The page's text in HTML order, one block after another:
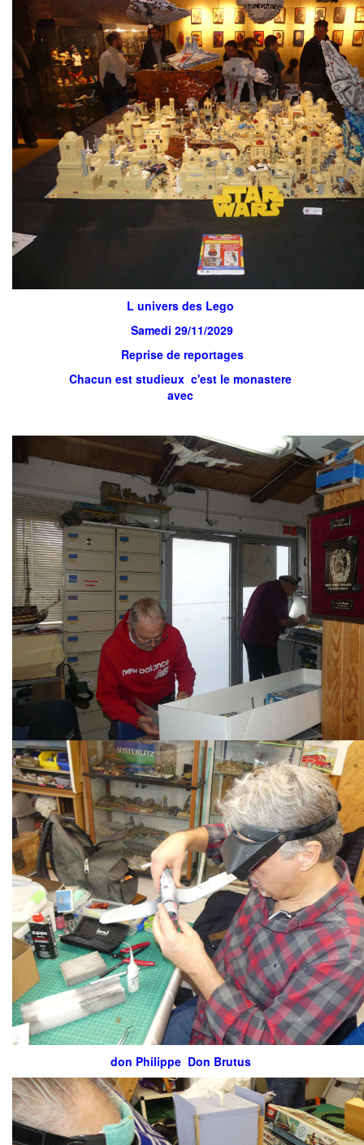
L univers des Lego
Samedi 29/11/2029
Reprise de reportages
Chacun est studieux c'est le monastere
avec
don Philippe Don Brutus